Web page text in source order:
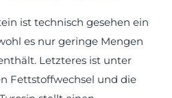
ist technisch gesehen ein
es nur geringe Mengen
Letzteres ist unter
Fettstoffwechsel und die